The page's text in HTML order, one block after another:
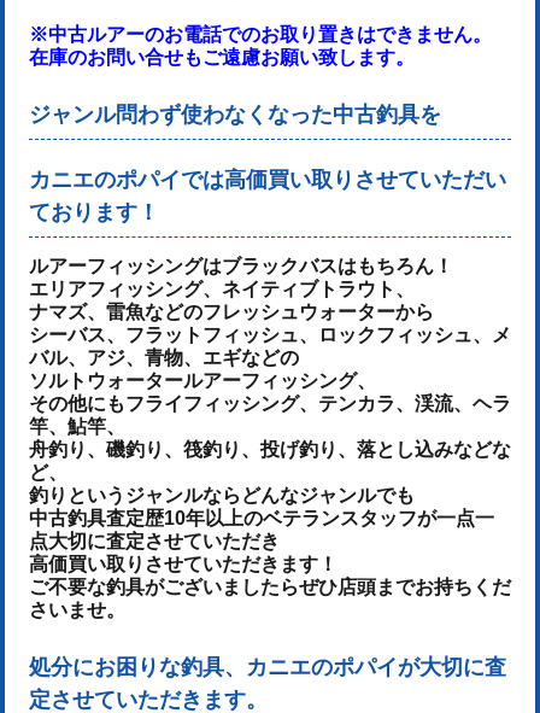
※中古ルアーのお電話でのお取り置きはできません。
在庫のお問い合せもご遠慮お願い致します。
ジャンル問わず使わなくなった中古釣具を
カニエのポパイでは高価買い取りさせていただい
ております！
ルアーフィッシングはブラックバスはもちろん！
エリアフィッシング、ネイティブトラウト、
ナマズ、雷魚などのフレッシュウォーターから
シーバス、フラットフィッシュ、ロックフィッシュ、メ
バル、アジ、青物、 エギなどの
ソルトウォータールアーフィッシング、
その他にもフライフィッシング、テンカラ、渓流、ヘラ
竿、鮎竿、
舟釣り、磯釣り、筏釣り、投げ釣り、落とし込みなどな
ど、
釣りというジャンルならどんなジャンルでも
中古釣具査定歴10年以上のベテランスタッフが一点一
点大切に査定させていただき
高価買い取りさせていただきます！
ご不要な釣具がございましたらぜひ店頭までお持ちくだ
さいませ。
処分にお困りな釣具、カニエのポパイが大切に査
定させていただきます。